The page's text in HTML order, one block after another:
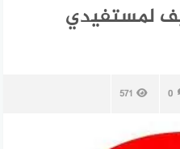
لمستفيدي
0
571